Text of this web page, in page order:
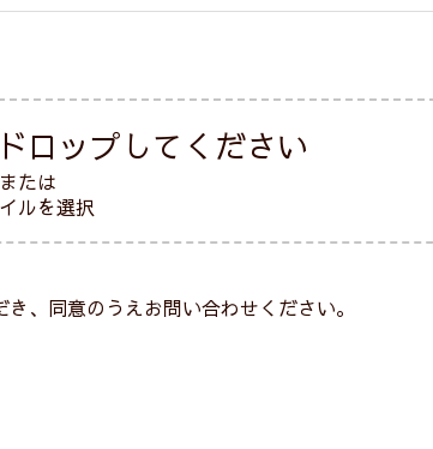
ロップしてください
または
ルを選択
、同意のうえお問い合わせください。